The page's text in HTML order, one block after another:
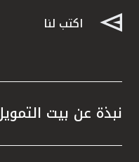
اكتب لنا
نبذة عن بيت